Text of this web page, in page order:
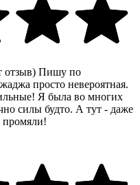
отзыв) Пишу по
просто невероятная.
Я была во многих
силы будто. А тут - даже
промяли!